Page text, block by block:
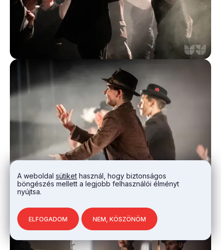
A weboldal sütiket használ, hogy biztonságos
böngészés mellett a legjobb felhasználói élményt
nyújtsa.
ELFOGADOM NEM, KÖSZÖNÖM